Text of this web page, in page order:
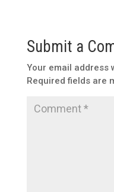
Submit a
Your email address
Required fields are